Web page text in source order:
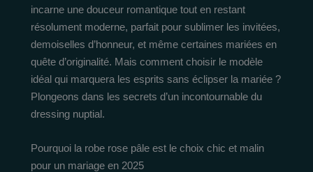
incarne une douceur romantique tout en restant
résolument moderne, parfait pour sublimer les invitées,
demoiselles d’honneur, et même certaines mariées en
quête d’originalité. Mais comment choisir le modèle
idéal qui marquera les esprits sans éclipser la mariée ?
Plongeons dans les secrets d’un incontournable du
dressing nuptial.
Pourquoi la robe rose pâle est le choix chic et malin
pour un mariage en 2025